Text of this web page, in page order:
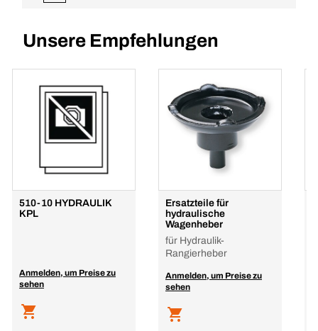
Unsere Empfehlungen
510-10 HYDRAULIK
KPL
Anmelden, um Preise zu
sehen
Ersatzteile für
hydraulische
Wagenheber
für Hydraulik-
Rangierheber
Anmelden, um Preise zu
sehen